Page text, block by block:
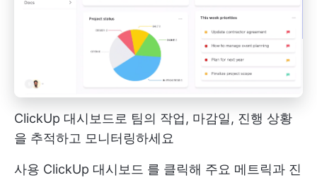
ClickUp 대시보드로 팀의 작업, 마감일, 진행 상황
을 추적하고 모니터링하세요
사용 ClickUp 대시보드 를 클릭해 주요 메트릭과 진